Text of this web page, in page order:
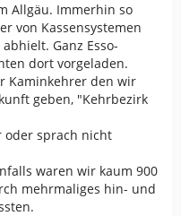
Allgäu. Immerhin so
von Kassensystemen
Ganz Esso-
dort vorgeladen.
Kaminkehrer den wir
geben, "Kehrbezirk
oder sprach nicht
waren wir kaum 900
mehrmaliges hin- und